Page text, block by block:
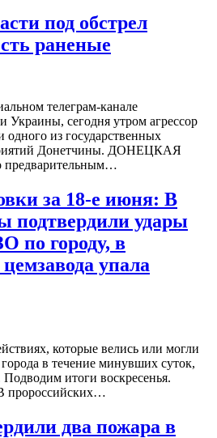
под обстрел
раненые
телеграм-канале
Украины, сегодня утром агрессор
одного из государственных
Донетчины. ДОНЕЦКАЯ
за 18-е июня: В
подтвердили удары
по городу, в
упала
которые велись или могли
в течение минувших суток,
Подводим итоги воскресенья.
пророссийских…
два пожара в